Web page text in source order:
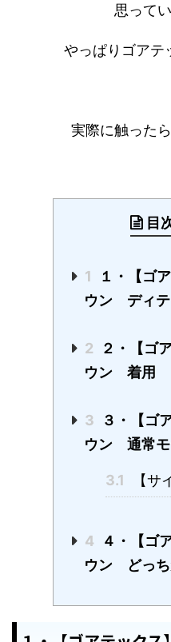
思って
やっぱりゴアテ
実際に触った
目
1
１・【ゴ
ウン ディテ
2
２・【ゴ
ウン 着用
3
３・【ゴ
ウン 通常モ
3.1 【サ
4
４・【ゴ
ウン どっち